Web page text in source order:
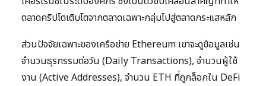
ตลาดคริปโตเติบโตจากตลาดเฉพาะกลุ่มไปสู่ตลาดกระแสหลัก
ส่วนปัจจัยเฉพาะของเครือข่าย Ethereum เขาจะดูข้อมูลเช่น
จำนวนธุรกรรมต่อวัน (Daily Transactions), จำนวนผู้ใช้
งาน (Active Addresses), จำนวน ETH ที่ถูกล็อกใน DeFi